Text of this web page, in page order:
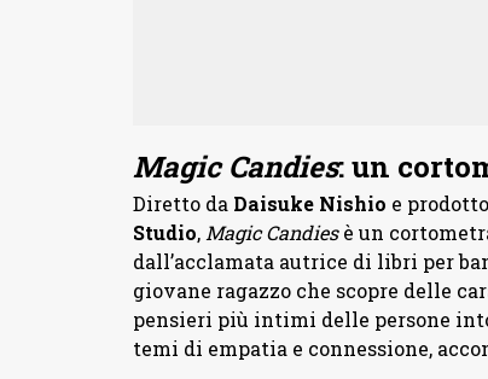
Magic Candies: un
Diretto da Daisuke Nishio e
Studio, Magic Candiesè un
dall’acclamata autrice di libri per
giovane ragazzo che scopre delle
pensieri più intimi delle persone
temi di empatia e connessione,